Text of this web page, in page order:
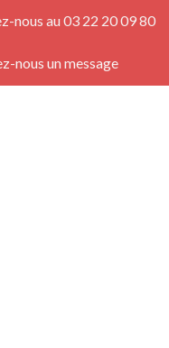
nous au 03 22 20 09 80
nous un message